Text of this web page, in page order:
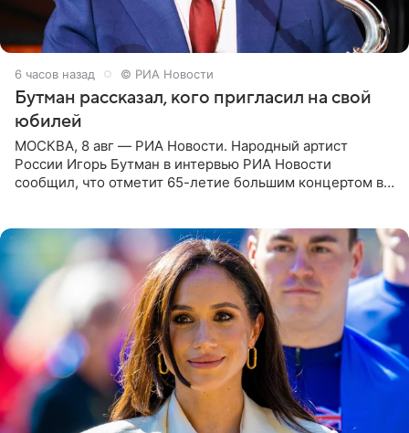
6 часов назад © РИА Новости
Бутман рассказал, кого пригласил на свой
юбилей
МОСКВА, 8 авг — РИА Новости. Народный артист
России Игорь Бутман в интервью РИА Новости
сообщил, что отметит 65-летие большим концертом в